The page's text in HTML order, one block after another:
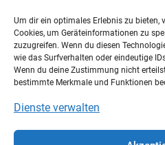
Um dir ein optimales Erlebnis zu bieten,
Cookies, um Geräteinformationen zu
zuzugreifen. Wenn du diesen
wie das Surfverhalten oder eindeutige
Wenn du deine Zustimmung nicht
bestimmte Merkmale und Funktionen
Dienste verwalten
Datenschutz
Kontaktformular
e-mail